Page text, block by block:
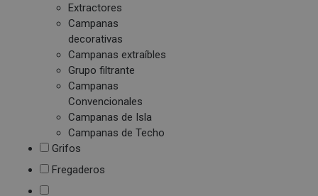
Extractores
Campanas
decorativas
Campanas extraíbles
Grupo filtrante
Campanas
Convencionales
Campanas de Isla
Campanas de Techo
Grifos
Fregaderos